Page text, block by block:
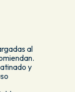
al
y